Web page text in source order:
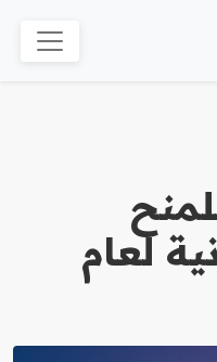
لعام